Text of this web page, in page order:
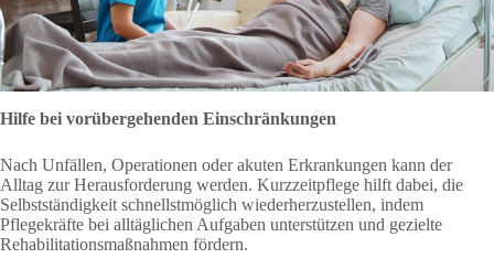
Hilfe bei vorübergehenden Einschränkungen
Nach Unfällen, Operationen oder akuten Erkrankungen kann der
Alltag zur Herausforderung werden. Kurzzeitpflege hilft dabei, die
Selbstständigkeit schnellstmöglich wiederherzustellen, indem
Pflegekräfte bei alltäglichen Aufgaben unterstützen und gezielte
Rehabilitationsmaßnahmen fördern.